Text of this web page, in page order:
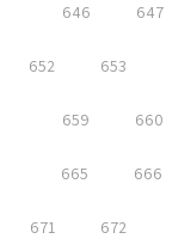
646 647
652 653
659 660
665 666
671 672